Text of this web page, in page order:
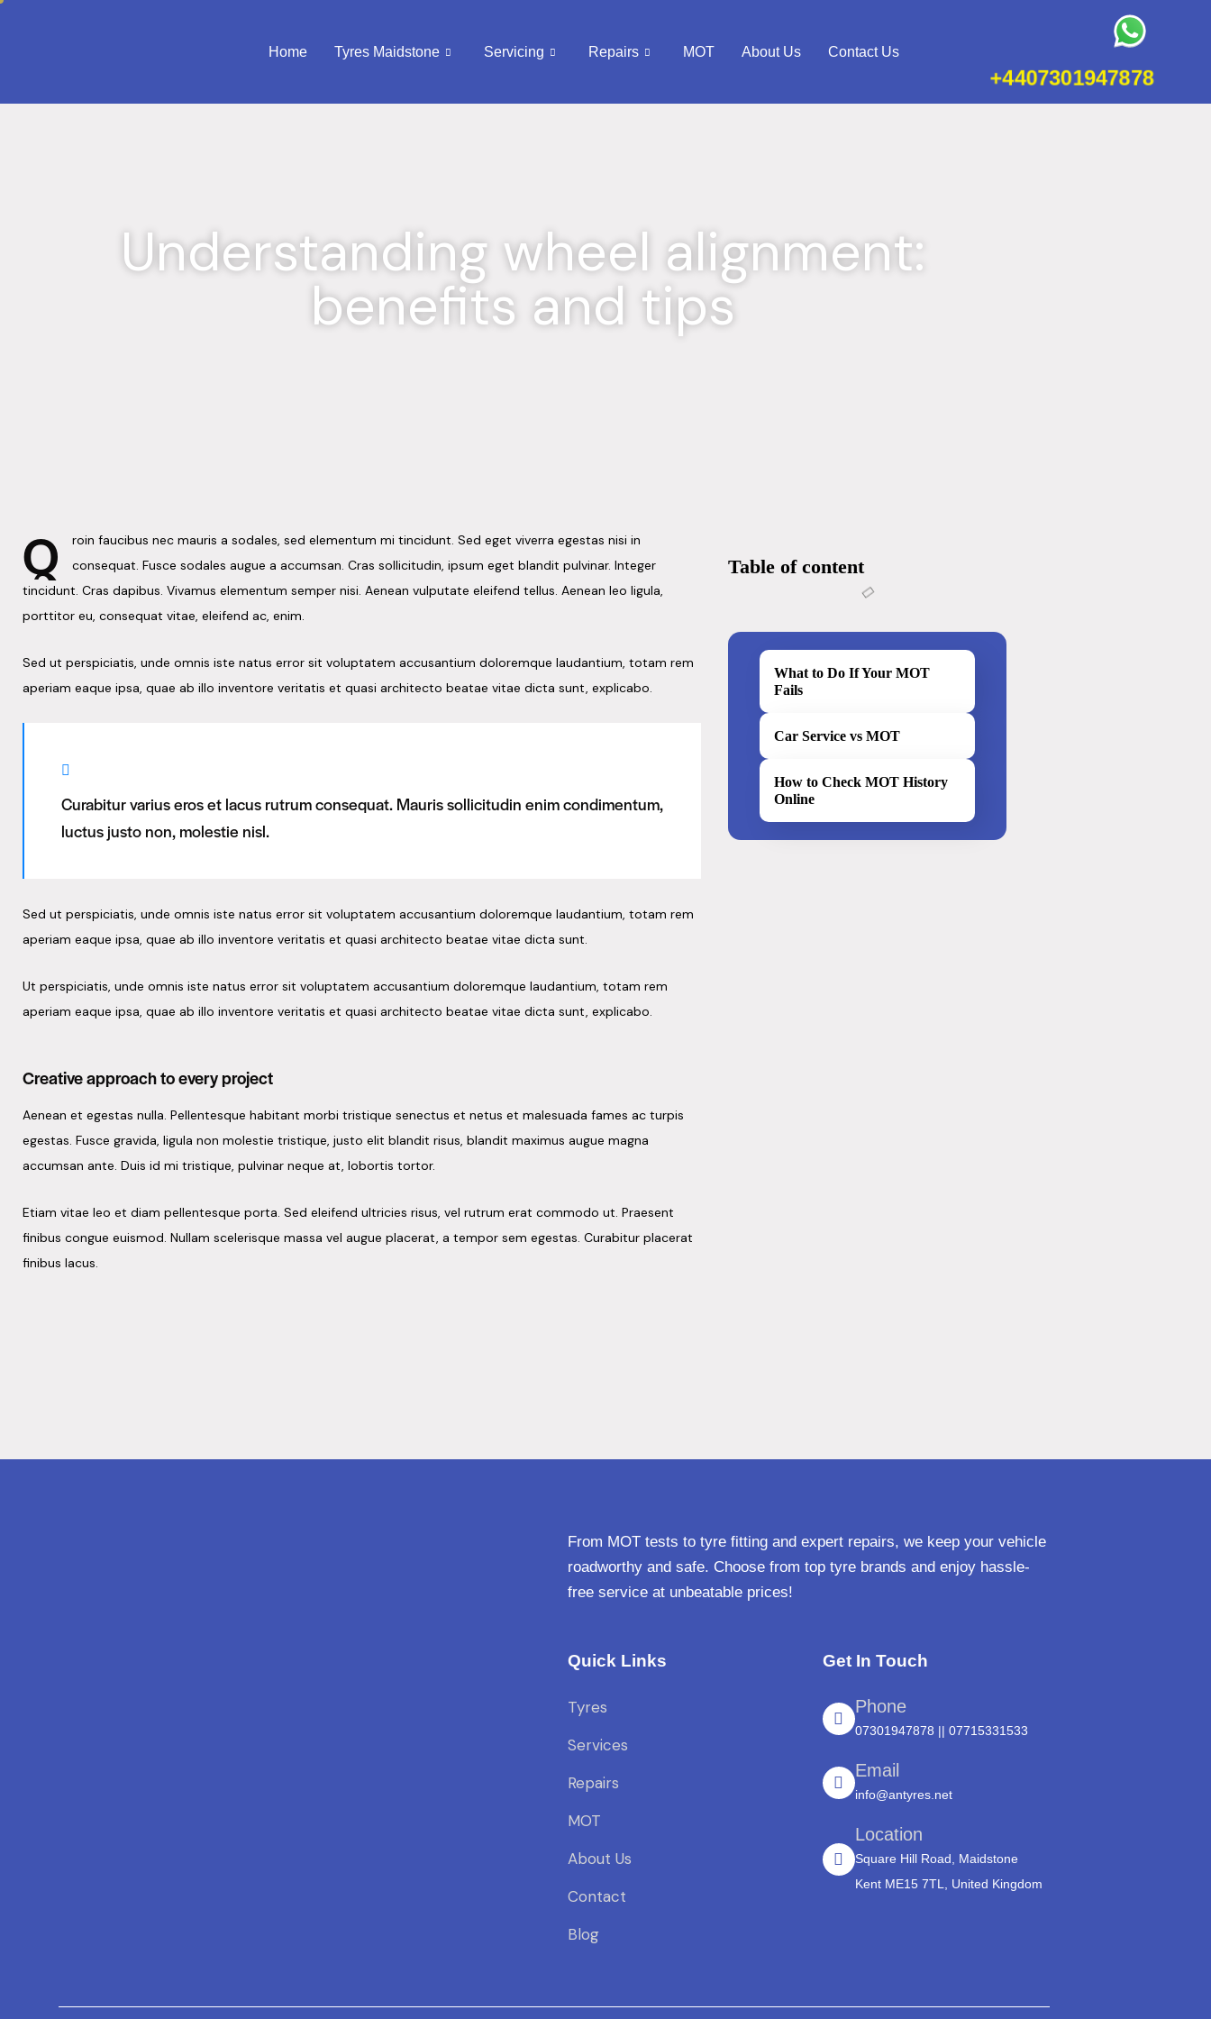
Home Tyres Maidstone Servicing Repairs MOT About Us Contact Us
+4407301947878
Understanding wheel alignment:
benefits and tips
Q
roin faucibus nec mauris a sodales, sed elementum mi tincidunt. Sed eget viverra egestas nisi in
consequat. Fusce sodales augue a accumsan. Cras sollicitudin, ipsum eget blandit pulvinar. Integer
tincidunt. Cras dapibus. Vivamus elementum semper nisi. Aenean vulputate eleifend tellus. Aenean leo ligula,
porttitor eu, consequat vitae, eleifend ac, enim.
Sed ut perspiciatis, unde omnis iste natus error sit voluptatem accusantium doloremque laudantium, totam rem
aperiam eaque ipsa, quae ab illo inventore veritatis et quasi architecto beatae vitae dicta sunt, explicabo.
Curabitur varius eros et lacus rutrum consequat. Mauris sollicitudin enim condimentum,
luctus justo non, molestie nisl.
Sed ut perspiciatis, unde omnis iste natus error sit voluptatem accusantium doloremque laudantium, totam rem
aperiam eaque ipsa, quae ab illo inventore veritatis et quasi architecto beatae vitae dicta sunt.
Ut perspiciatis, unde omnis iste natus error sit voluptatem accusantium doloremque laudantium, totam rem
aperiam eaque ipsa, quae ab illo inventore veritatis et quasi architecto beatae vitae dicta sunt, explicabo.
Creative approach to every project
Aenean et egestas nulla. Pellentesque habitant morbi tristique senectus et netus et malesuada fames ac turpis
egestas. Fusce gravida, ligula non molestie tristique, justo elit blandit risus, blandit maximus augue magna
accumsan ante. Duis id mi tristique, pulvinar neque at, lobortis tortor.
Etiam vitae leo et diam pellentesque porta. Sed eleifend ultricies risus, vel rutrum erat commodo ut. Praesent
finibus congue euismod. Nullam scelerisque massa vel augue placerat, a tempor sem egestas. Curabitur placerat
finibus lacus.
Table of content
What to Do If Your MOT
Fails
Car Service vs MOT
How to Check MOT History
Online
From MOT tests to tyre fitting and expert repairs, we keep your vehicle
roadworthy and safe. Choose from top tyre brands and enjoy hassle-
free service at unbeatable prices!
Quick Links
Tyres
Services
Repairs
MOT
About Us
Contact
Blog
Get In Touch
Phone
07301947878 || 07715331533
Email
info@antyres.net
Location
Square Hill Road, Maidstone
Kent ME15 7TL, United Kingdom